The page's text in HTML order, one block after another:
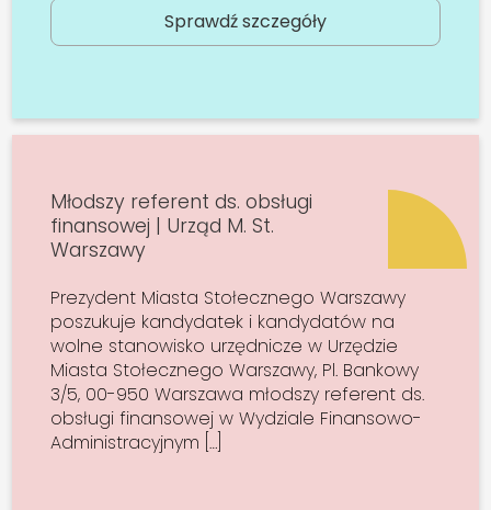
Sprawdź szczegóły
Młodszy referent ds. obsługi
finansowej | Urząd M. St.
Warszawy
Prezydent Miasta Stołecznego Warszawy
poszukuje kandydatek i kandydatów na
wolne stanowisko urzędnicze w Urzędzie
Miasta Stołecznego Warszawy, Pl. Bankowy
3/5, 00-950 Warszawa młodszy referent ds.
obsługi finansowej w Wydziale Finansowo-
Administracyjnym […]